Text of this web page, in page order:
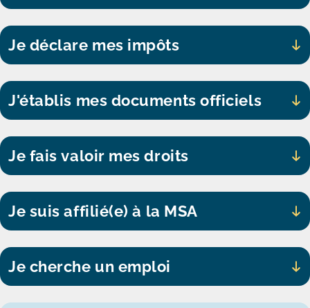
Je déclare mes impôts
J'établis mes documents officiels
Je fais valoir mes droits
Je suis affilié(e) à la MSA
Je cherche un emploi